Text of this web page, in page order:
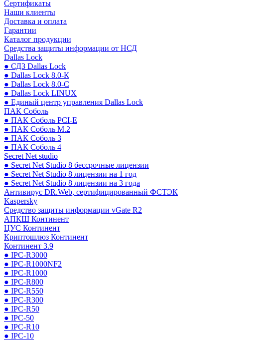
Сертификаты
Наши клиенты
Доставка и оплата
Гарантии
Каталог продукции
Средства защиты информации от НСД
Dallas Lock
● СДЗ Dallas Lock
● Dallas Lock 8.0-К
● Dallas Lock 8.0-С
● Dallas Lock LINUX
● Единый центр управления Dallas Lock
ПАК Соболь
● ПАК Соболь PCI-E
● ПАК Соболь М.2
● ПАК Соболь 3
● ПАК Соболь 4
Secret Net studio
● Secret Net Studio 8 бессрочные лицензии
● Secret Net Studio 8 лицензии на 1 год
● Secret Net Studio 8 лицензии на 3 года
Антивирус DR.Web, сертифицированный ФСТЭК
Kaspersky
Средство защиты информации vGate R2
АПКШ Континент
ЦУС Континент
Криптошлюз Континент
Континент 3.9
● IPC-R3000
● IPC-R1000NF2
● IPC-R1000
● IPC-R800
● IPC-R550
● IPC-R300
● IPC-R50
● IPC-50
● IPC-R10
● IPC-10